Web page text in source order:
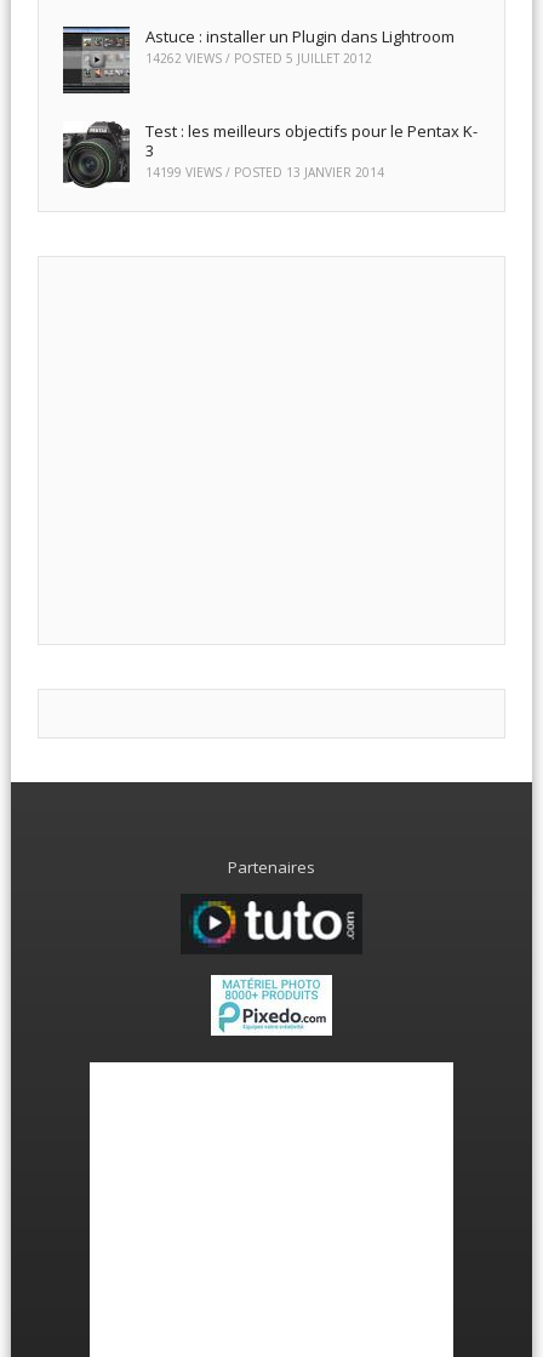
Astuce : installer un Plugin dans Lightroom
14262 VIEWS / POSTED 5 JUILLET 2012
Test : les meilleurs objectifs pour le Pentax K-
3
14199 VIEWS / POSTED 13 JANVIER 2014
Partenaires